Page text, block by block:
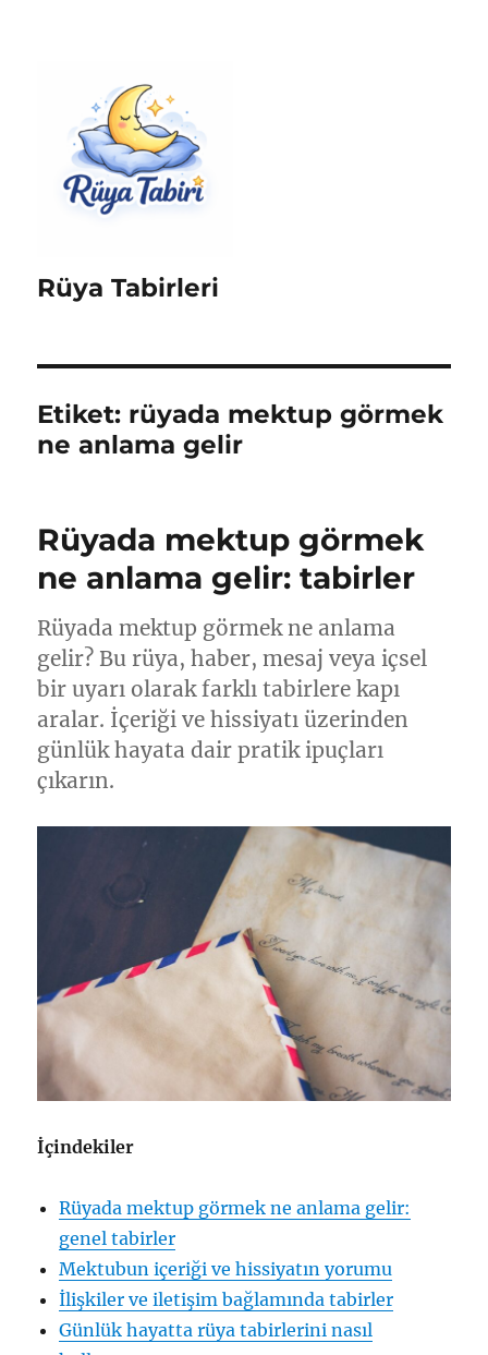
Rüya Tabirleri
Etiket: rüyada mektup görmek
ne anlama gelir
Rüyada mektup görmek
ne anlama gelir: tabirler
Rüyada mektup görmek ne anlama
gelir? Bu rüya, haber, mesaj veya içsel
bir uyarı olarak farklı tabirlere kapı
aralar. İçeriği ve hissiyatı üzerinden
günlük hayata dair pratik ipuçları
çıkarın.
İçindekiler
Rüyada mektup görmek ne anlama gelir:
genel tabirler
Mektubun içeriği ve hissiyatın yorumu
İlişkiler ve iletişim bağlamında tabirler
Günlük hayatta rüya tabirlerini nasıl